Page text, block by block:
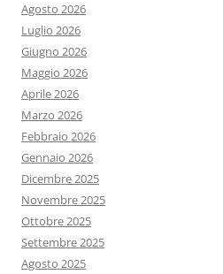
Agosto 2026
Luglio 2026
Giugno 2026
Maggio 2026
Aprile 2026
Marzo 2026
Febbraio 2026
Gennaio 2026
Dicembre 2025
Novembre 2025
Ottobre 2025
Settembre 2025
Agosto 2025